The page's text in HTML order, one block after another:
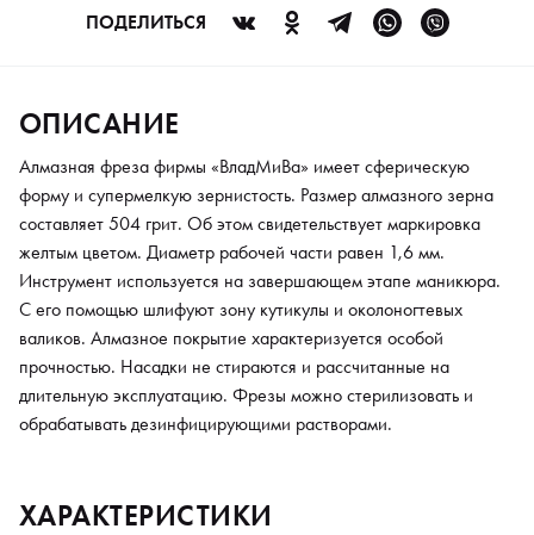
растворами.ПОДЕЛИТЬСЯ
ОПИСАНИЕ
Алмазная фреза фирмы «ВладМиВа» имеет сферическую
форму и супермелкую зернистость. Размер алмазного зерна
составляет 504 грит. Об этом свидетельствует маркировка
желтым цветом. Диаметр рабочей части равен 1,6 мм.
Инструмент используется на завершающем этапе маникюра.
С его помощью шлифуют зону кутикулы и околоногтевых
валиков. Алмазное покрытие характеризуется особой
прочностью. Насадки не стираются и рассчитанные на
длительную эксплуатацию. Фрезы можно стерилизовать и
обрабатывать дезинфицирующими растворами.
ХАРАКТЕРИСТИКИ